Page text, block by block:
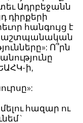
Ադրբեջանն
դիրքերի
հանգույց է
պաշտպանական
Ո՞րն
ի,
հազար ու